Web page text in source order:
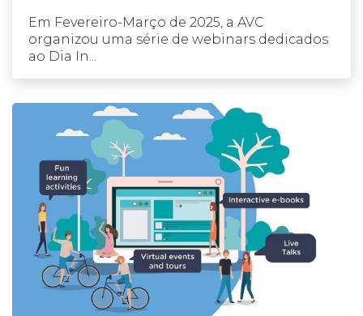
Em Fevereiro-Março de 2025, a AVC
organizou uma série de webinars dedicados
ao Dia In...